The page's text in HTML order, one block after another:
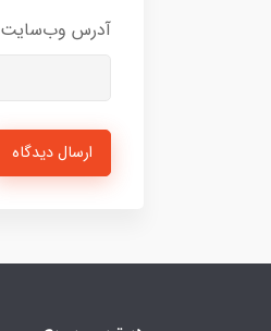
آدرس وب‌سایت
ارسال دیدگاه